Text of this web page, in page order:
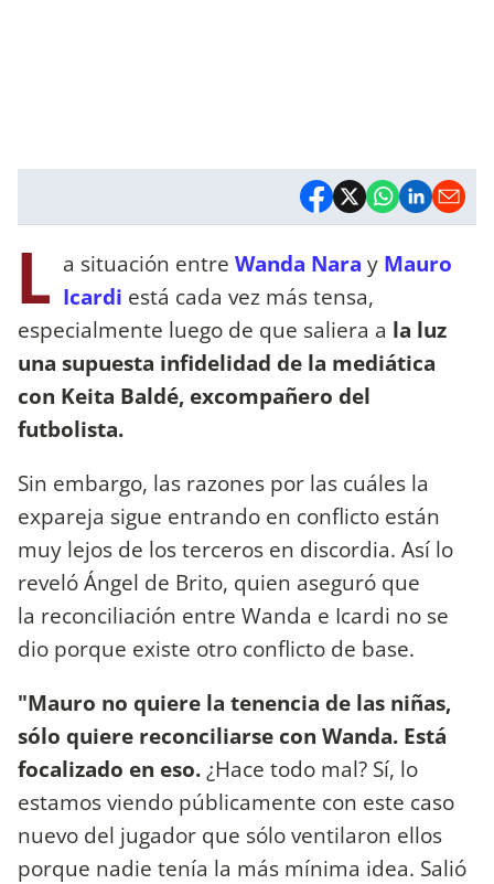
L a situación entre Wanda Nara y Mauro
Icardi está cada vez más tensa,
especialmente luego de que saliera a la luz
una supuesta infidelidad de la mediática
con Keita Baldé, excompañero del
futbolista.
Sin embargo, las razones por las cuáles la
expareja sigue entrando en conflicto están
muy lejos de los terceros en discordia. Así lo
reveló Ángel de Brito, quien aseguró que
la reconciliación entre Wanda e Icardi no se
dio porque existe otro conflicto de base.
"Mauro no quiere la tenencia de las niñas,
sólo quiere reconciliarse con Wanda. Está
focalizado en eso.¿Hace todo mal? Sí, lo
estamos viendo públicamente con este caso
nuevo del jugador que sólo ventilaron ellos
porque nadie tenía la más mínima idea. Salió